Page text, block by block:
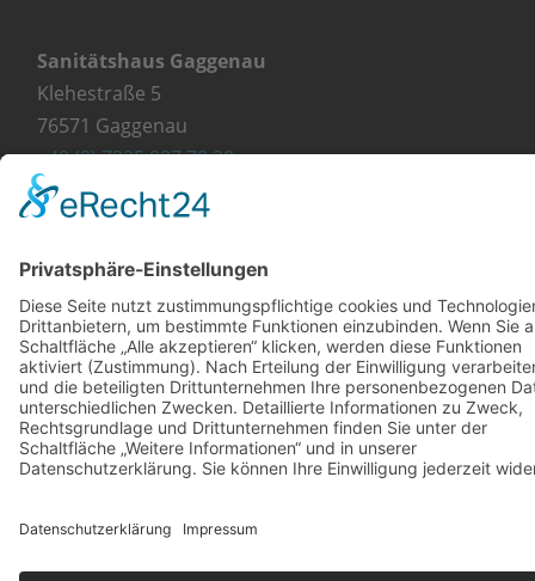
Sanitätshaus Gaggenau
Klehestraße 5
76571 Gaggenau
+49 (0) 7225 987 79 30
© Copyright 2023 - Orthopädie Wurst
Kontakt Impressum Datenschutzerklärung
Diese Website ist mit viel ❤ von werbekueche.com